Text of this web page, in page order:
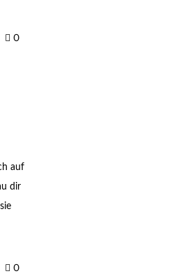
0
auf
dir
0